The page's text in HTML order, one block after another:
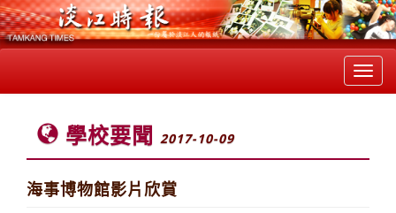
學校要聞 2017-10-09
海事博物館影片欣賞